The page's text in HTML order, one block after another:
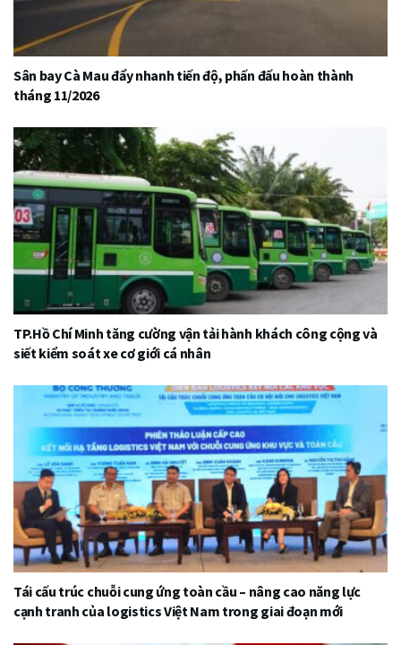
Sân bay Cà Mau đẩy nhanh tiến độ, phấn đấu hoàn thành
tháng 11/2026
TP.Hồ Chí Minh tăng cường vận tải hành khách công cộng và
siết kiểm soát xe cơ giới cá nhân
Tái cấu trúc chuỗi cung ứng toàn cầu – nâng cao năng lực
cạnh tranh của logistics Việt Nam trong giai đoạn mới